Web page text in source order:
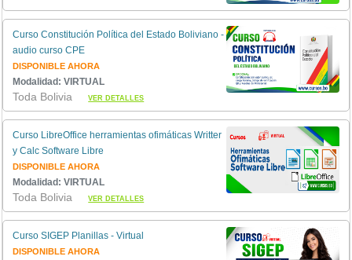
Curso Constitución Política del Estado Boliviano -
audio curso CPE
DISPONIBLE AHORA
Modalidad: VIRTUAL
Toda BoliviaVER DETALLES
Curso LibreOffice herramientas ofimáticas Writter
y Calc Software Libre
DISPONIBLE AHORA
Modalidad: VIRTUAL
Toda BoliviaVER DETALLES
Curso SIGEP Planillas - Virtual
DISPONIBLE AHORA